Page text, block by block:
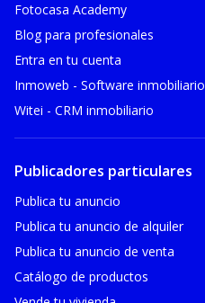
Fotocasa Academy
Blog para profesionales
Entra en tu cuenta
Inmoweb - Software inmobiliario
Witei - CRM inmobiliario
Publicadores particulares
Publica tu anuncio
Publica tu anuncio de alquiler
Publica tu anuncio de venta
Catálogo de productos